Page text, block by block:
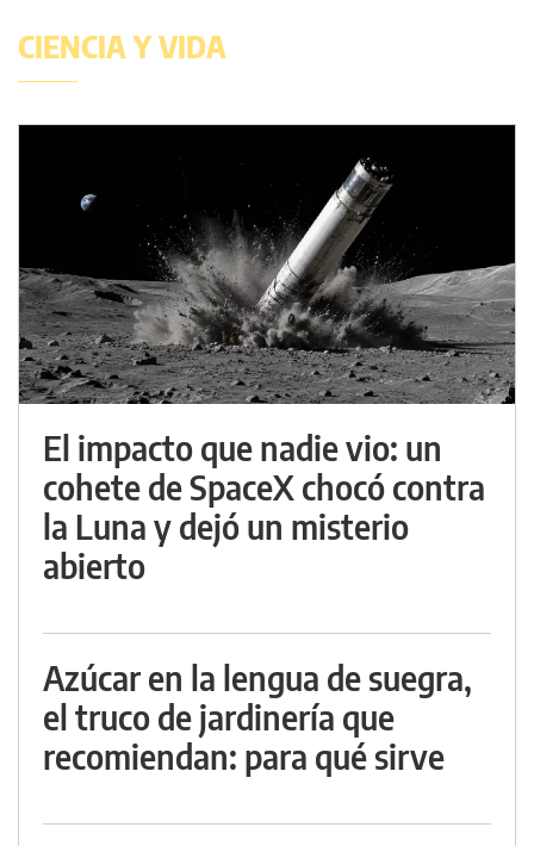
CIENCIA Y VIDA
El impacto que nadie vio: un
cohete de SpaceX chocó contra
la Luna y dejó un misterio
abierto
Azúcar en la lengua de suegra,
el truco de jardinería que
recomiendan: para qué sirve